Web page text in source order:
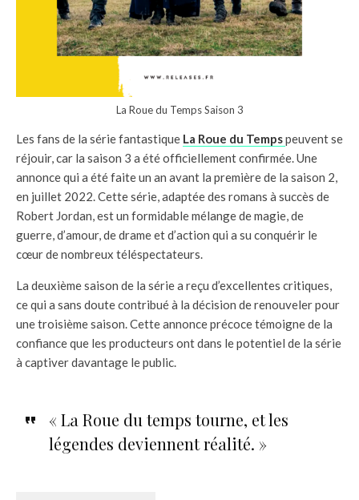
La Roue du Temps Saison 3
Les fans de la série fantastique La Roue du Tempspeuvent se
réjouir, car la saison 3 a été officiellement confirmée. Une
annonce qui a été faite un an avant la première de la saison 2,
en juillet 2022. Cette série, adaptée des romans à succès de
Robert Jordan, est un formidable mélange de magie, de
guerre, d’amour, de drame et d’action qui a su conquérir le
cœur de nombreux téléspectateurs.
La deuxième saison de la série a reçu d’excellentes critiques,
ce qui a sans doute contribué à la décision de renouveler pour
une troisième saison. Cette annonce précoce témoigne de la
confiance que les producteurs ont dans le potentiel de la série
à captiver davantage le public.
« La Roue du temps tourne, et les
légendes deviennent réalité. »